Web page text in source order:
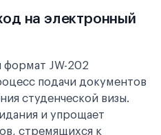
на электронный
формат JW-202
подачи документов
студенческой визы.
и упрощает
стремящихся к